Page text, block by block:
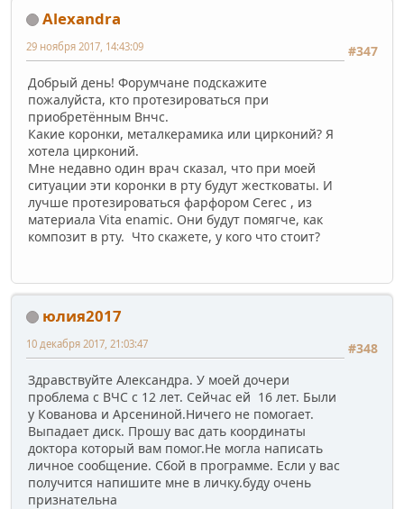
Alexandra
#347
29 ноября 2017, 14:43:09
Добрый день! Форумчане подскажите
пожалуйста, кто протезироваться при
приобретённым Внчс.
Какие коронки, металкерамика или цирконий? Я
хотела цирконий.
Мне недавно один врач сказал, что при моей
ситуации эти коронки в рту будут жестковаты. И
лучше протезироваться фарфором Cerec , из
материала Vita enamic. Они будут помягче, как
композит в рту. Что скажете, у кого что стоит?
юлия2017
#348
10 декабря 2017, 21:03:47
Здравствуйте Александра. У моей дочери
проблема с ВЧС с 12 лет. Сейчас ей 16 лет. Были
у Кованова и Арсениной.Ничего не помогает.
Выпадает диск. Прошу вас дать координаты
доктора который вам помог.Не могла написать
личное сообщение. Сбой в программе. Если у вас
получится напишите мне в личку.буду очень
признательна